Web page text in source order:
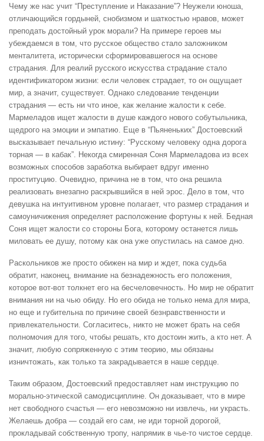
Чему же нас учит “Преступление и Наказание”? Неужели юноша,
отличающийся гордыней, снобизмом и шаткостью нравов, может
преподать достойный урок морали? На примере героев мы
убеждаемся в том, что русское общество стало заложником
менталитета, исторически сформировавшегося на основе
страдания. Для реалий русского искусства страдание стало
идентификатором жизни: если человек страдает, то он ощущает
мир, а значит, существует. Однако следование тенденции
страдания — есть ни что иное, как желание жалости к себе.
Мармеладов ищет жалости в душе каждого нового собутыльника,
щедрого на эмоции и эмпатию. Еще в “Пьяненьких” Достоевский
высказывает печальную истину: “Русскому человеку одна дорога
торная — в кабак”. Некогда смиренная Соня Мармеладова из всех
возможных способов заработка выбирает вдруг именно
проституцию. Очевидно, причина не в том, что она решила
реализовать внезапно раскрывшийся в ней эрос. Дело в том, что
девушка на интуитивном уровне полагает, что размер страдания и
самоуничижения определяет расположение фортуны к ней. Бедная
Соня ищет жалости со стороны Бога, которому останется лишь
миловать ее душу, потому как она уже опустилась на самое дно.
Раскольников же просто обижен на мир и ждет, пока судьба
обратит, наконец, внимание на безнадежность его положения,
которое вот-вот толкнет его на бесчеловечность. Но мир не обратит
внимания ни на чью обиду. Но его обида не только нема для мира,
но еще и губительна по причине своей безнравственности и
привлекательности. Согласитесь, никто не может брать на себя
полномочия для того, чтобы решать, кто достоин жить, а кто нет. А
значит, любую сопряженную с этим теорию, мы обязаны
изничтожать, как только та закрадывается в наше сердце.
Таким образом, Достоевский предоставляет нам инструкцию по
морально-этической самодисциплине. Он доказывает, что в мире
нет свободного счастья — его невозможно ни извлечь, ни украсть.
Желаешь добра — создай его сам, не иди торной дорогой,
прокладывай собственную тропу, напрямик в чье-то чистое сердце.